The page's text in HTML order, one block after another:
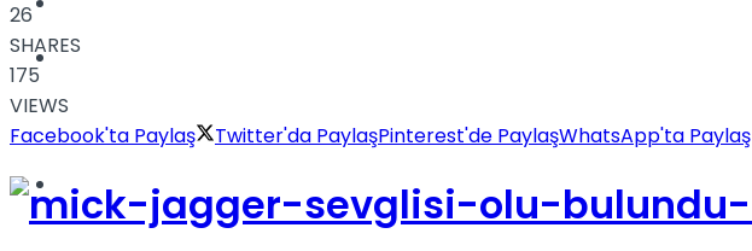
Dünya
Podcast
26
SHARES
175
VIEWS
Facebook'ta Paylaş
Twitter'da PaylaşPinterest'de PaylaşWhatsApp'ta Paylaş